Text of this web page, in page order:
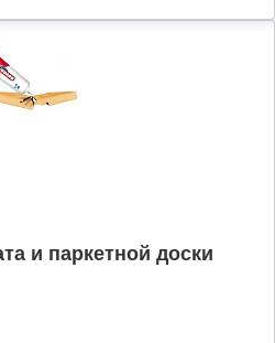
и паркетной доски